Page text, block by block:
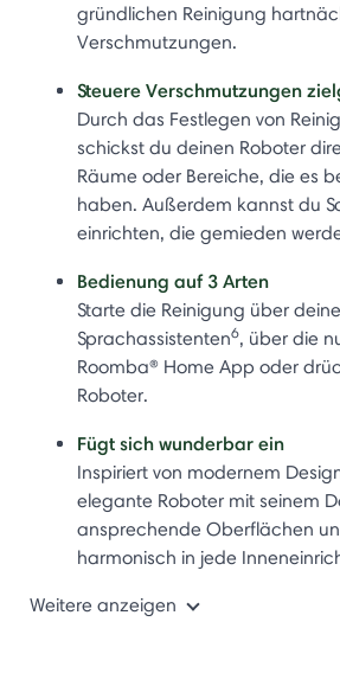
gründlichen Reinigung
Verschmutzungen.
Steuere Verschmutzungen
Durch das Festlegen von
schickst du deinen Roboter
Räume oder Bereiche, die es
haben. Außerdem kannst du
einrichten, die gemieden
Bedienung auf 3 Arten
Starte die Reinigung über
Sprachassistenten6, über die
Roomba® Home App oder
Roboter.
Fügt sich wunderbar ein
Inspiriert von modernem
elegante Roboter mit seinem
ansprechende Oberflächen
harmonisch in jede
Weitere anzeigen